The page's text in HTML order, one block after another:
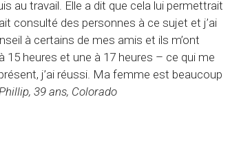
au travail. Elle a dit que cela lui permettrait
consulté des personnes à ce sujet et j’ai
à certains de mes amis et ils m’ont
15 heures et une à 17 heures – ce qui me
j’ai réussi. Ma femme est beaucoup
39 ans, Colorado